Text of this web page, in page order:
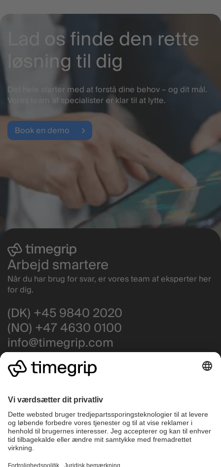
Lad os finde den rette
løsning til dig
Det hele starter med at forstå dine behov – og dit mål.
Vores team af specialister er klar til at lytte.
Book en demo
Arbejd smartere
Når du har brug for svar, er vores team af eksperter her
for dig.
(DK) +45 9840 2020
(NO) +47 4630 0100
info@timegrip.com
Få support
Driftstatus
Highlights
Vagtplanlægning
Company